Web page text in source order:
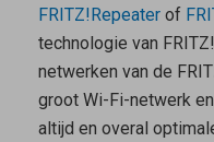
FRITZ!Repeaterof
technologie van
netwerken van de
groot Wi-Fi-netwerk
altijd en overal